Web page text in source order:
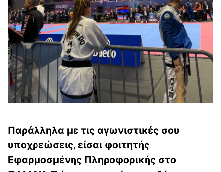
Παράλληλα με τις αγωνιστικές σου
υποχρεώσεις, είσαι φοιτητής
Εφαρμοσμένης Πληροφορικής στο